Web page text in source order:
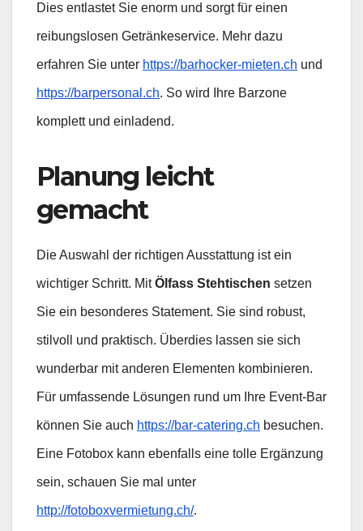
Dies entlastet Sie enorm und sorgt für einen
reibungslosen Getränkeservice. Mehr dazu
erfahren Sie unter https://barhocker-mieten.ch und
https://barpersonal.ch. So wird Ihre Barzone
komplett und einladend.
Planung leicht
gemacht
Die Auswahl der richtigen Ausstattung ist ein
wichtiger Schritt. MitÖlfass Stehtischen setzen
Sie ein besonderes Statement. Sie sind robust,
stilvoll und praktisch. Überdies lassen sie sich
wunderbar mit anderen Elementen kombinieren.
Für umfassende Lösungen rund um Ihre Event-Bar
können Sie auch https://bar-catering.ch besuchen.
Eine Fotobox kann ebenfalls eine tolle Ergänzung
sein, schauen Sie mal unter
http://fotoboxvermietung.ch/.